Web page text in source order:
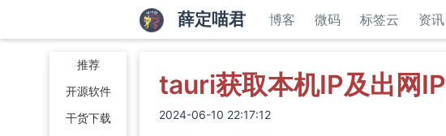
推荐
开源软件
干货下载
薛定喵君 博客 微码 标签云 资讯
tauri获取本机IP及出网IP
2024-06-10 22:17:12